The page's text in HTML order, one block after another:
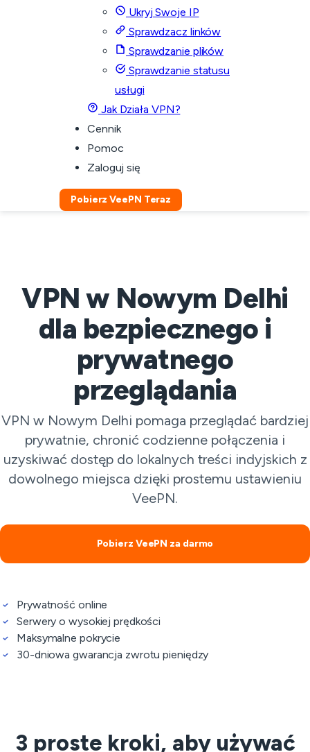
Ukryj Swoje IP
Sprawdzacz linków
Sprawdzanie plików
Sprawdzanie statusu
usługi
Jak Działa VPN?
Cennik
Pomoc
Zaloguj się
Pobierz VeePN Teraz
VPN w Nowym Delhi
dla bezpiecznego i
prywatnego
przeglądania
VPN w Nowym Delhi pomaga przeglądać bardziej
prywatnie, chronić codzienne połączenia i
uzyskiwać dostęp do lokalnych treści indyjskich z
dowolnego miejsca dzięki prostemu ustawieniu
VeePN.
Pobierz VeePN za darmo
Prywatność online
Serwery o wysokiej prędkości
Maksymalne pokrycie
30-dniowa gwarancja zwrotu pieniędzy
3 proste kroki, aby używać